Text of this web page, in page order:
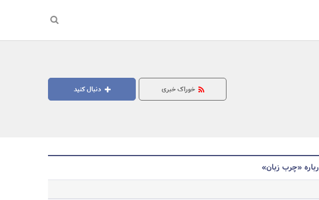
جستجو
دنبال کنید خوراک خبری
«چرب زبان»